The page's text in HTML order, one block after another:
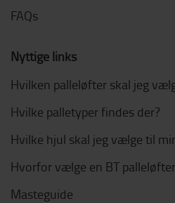
FAQs
Nyttige links
Hvilken palleløfter skal jeg
Hvilke palletyper findes der?
Hvilke hjul skal jeg vælge til
Hvorfor vælge en BT
Masteguide